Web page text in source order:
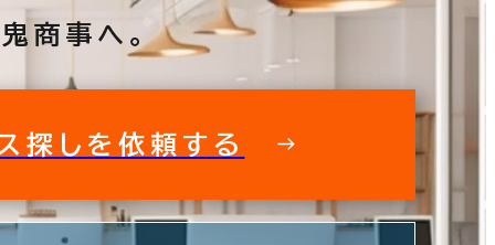
商事へ。
私
探しを依頼する